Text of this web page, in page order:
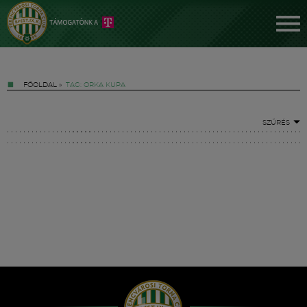
FŐOLDAL » TAG: ORKA KUPA
SZŰRÉS
Hírek